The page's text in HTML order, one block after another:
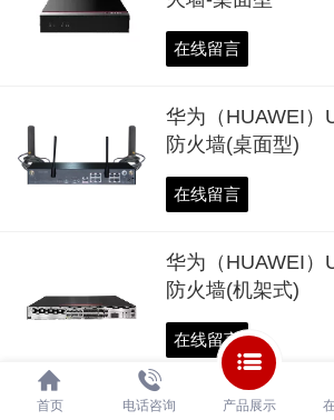
在线留言
华为（HUAWEI）
防火墙(桌面型)
在线留言
华为（HUAWEI）
防火墙(机架式)
在线留言
华为（HUAWEI）
首页 电话咨询 产品展示